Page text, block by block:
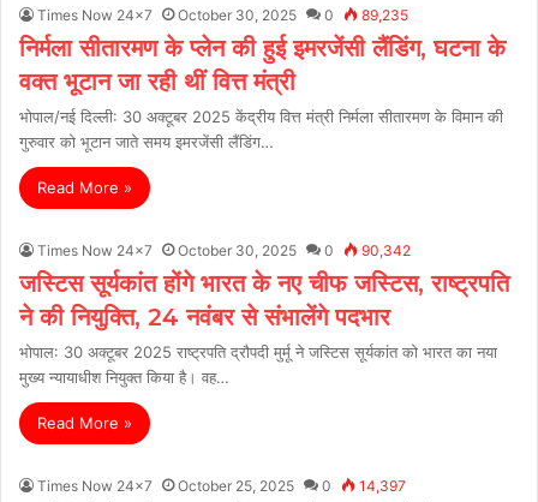
Times Now 24x7 October 30, 2025 0 89,235
निर्मला सीतारमण के प्लेन की हुई इमरजेंसी लैंडिंग, घटना के
वक्त भूटान जा रही थीं वित्त मंत्री
भोपाल/नई दिल्ली: 30 अक्टूबर 2025 केंद्रीय वित्त मंत्री निर्मला सीतारमण के विमान की
गुरुवार को भूटान जाते समय इमरजेंसी लैंडिंग…
Read More »
Times Now 24x7 October 30, 2025 0 90,342
जस्टिस सूर्यकांत होंगे भारत के नए चीफ जस्टिस, राष्ट्रपति
ने की नियुक्ति, 24 नवंबर से संभालेंगे पदभार
भोपाल: 30 अक्टूबर 2025 राष्ट्रपति द्रौपदी मुर्मू ने जस्टिस सूर्यकांत को भारत का नया
मुख्य न्यायाधीश नियुक्त किया है। वह…
Read More »
Times Now 24x7 October 25, 2025 0 14,397